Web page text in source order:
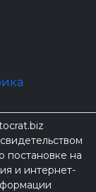
постановке на
и интернет-